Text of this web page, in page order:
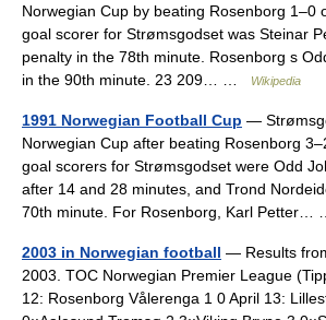
Norwegian Cup by beating Rosenborg 1–0
goal scorer for Strømsgodset was Steinar
penalty in the 78th minute. Rosenborg s
in the 90th minute. 23 209… …
Wikipedia
1991 Norwegian Football Cup —
Norwegian Cup after beating Rosenborg
goal scorers for Strømsgodset were Odd
after 14 and 28 minutes, and Trond
70th minute. For Rosenborg, Karl
2003 in Norwegian football — Results
2003. TOC Norwegian Premier League
12: Rosenborg Vålerenga 1 0 April 13: